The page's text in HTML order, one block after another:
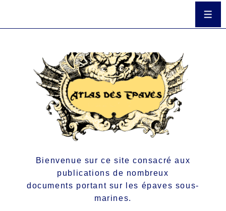
Bienvenue sur ce site consacré aux
publications de nombreux
documents portant sur les épaves sous-
marines.